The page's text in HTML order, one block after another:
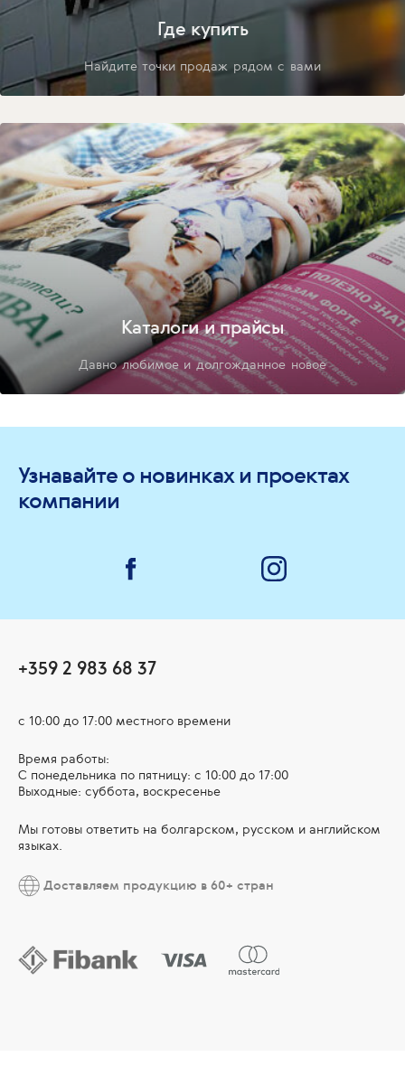
Где купить
Найдите точки продаж рядом с вами
Каталоги и прайсы
Давно любимое и долгожданное новое
Узнавайте о новинках и проектах
компании
+359 2 983 68 37
с 10:00 до 17:00 местного времени
Время работы:
С понедельника по пятницу: с 10:00 до 17:00
Выходные: суббота, воскресенье
Мы готовы ответить на болгарском, русском и английском
языках.
Доставляем продукцию в 60+ стран